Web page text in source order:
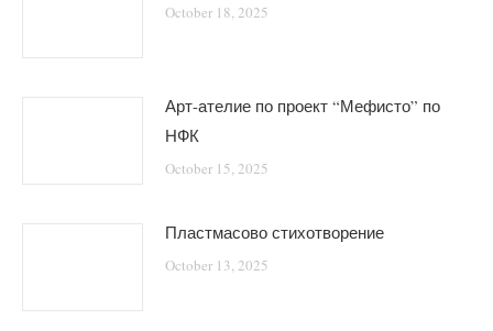
October 18, 2025
Арт-ателие по проект “Мефисто” по
НФК
October 15, 2025
Пластмасово стихотворение
October 13, 2025